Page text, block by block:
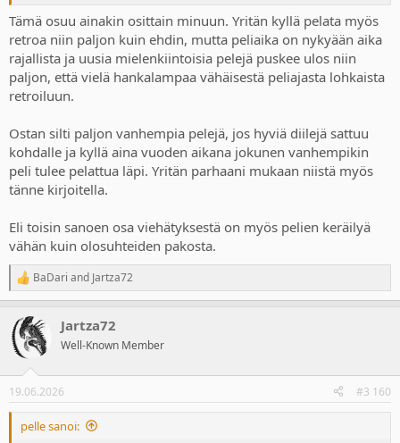
Tämä osuu ainakin osittain minuun. Yritän kyllä pelata myös
retroa niin paljon kuin ehdin, mutta peliaika on nykyään aika
rajallista ja uusia mielenkiintoisia pelejä puskee ulos niin
paljon, että vielä hankalampaa vähäisestä peliajasta lohkaista
retroiluun.
Ostan silti paljon vanhempia pelejä, jos hyviä diilejä sattuu
kohdalle ja kyllä aina vuoden aikana jokunen vanhempikin
peli tulee pelattua läpi. Yritän parhaani mukaan niistä myös
tänne kirjoitella.
Eli toisin sanoen osa viehätyksestä on myös pelien keräilyä
vähän kuin olosuhteiden pakosta.
R
e
c
t
i
s
:
BaDari and Jartza72
Jartza72
Well-Known Member
19.06.2026 #3 160
pelle sanoi: